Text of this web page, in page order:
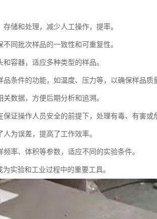
储和处理，减少人工操作，提率。
同批次样品的一致性和可重复性。
容器，适应多种类型的样品。
条件的功能，如温度、压力等，以确保样品质
数据，方便后期分析和追溯。
证操作人员安全的前提下，处理有毒、有害或
为误差，提高了工作效率。
率、体积等参数，适应不同的实验条件。
实验和工业过程中的重要工具。